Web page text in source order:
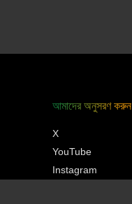
আমাদের অনুসরণ করুন
X
YouTube
Instagram